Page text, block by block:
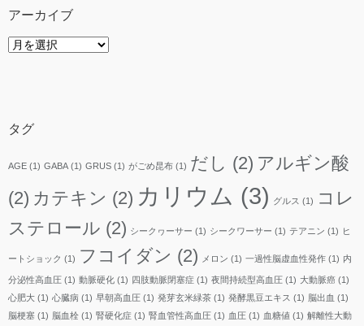
アーカイブ
ア
タグ
AGE (1) GABA (1) GRUS (1) がごめ昆布 (1) だし (2) アルギン酸
(2) カテキン (2) カリウム (3) グルス (1)
コレ
ステロール (2) シークヮーサー (1) シークワーサー (1) テアニン (1) ヒ
ートショック (1) フコイダン (2) メロン (1) 一過性脳虚血性発作 (1) 内
分泌性高血圧 (1) 動脈硬化 (1) 四肢動脈閉塞症 (1) 夜間持続型高血圧 (1) 大動脈癌 (1)
心肥大 (1) 心臓病 (1) 早朝高血圧 (1) 発芽玄米緑茶 (1) 発酵黒豆エキス (1) 脳出血 (1)
脳梗塞 (1) 脳血栓 (1) 腎硬化症 (1) 腎血管性高血圧 (1) 血圧 (1) 血糖値 (1) 解離性大動